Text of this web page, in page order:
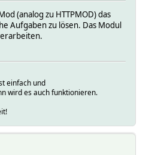
(analog zu HTTPMOD) das
Aufgaben zu lösen. Das Modul
einfach und
wird es auch funktionieren.